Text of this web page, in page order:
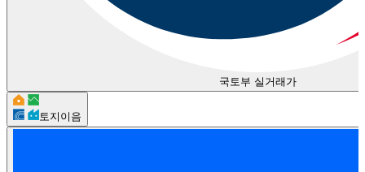
국토부 실거래가
토지이음